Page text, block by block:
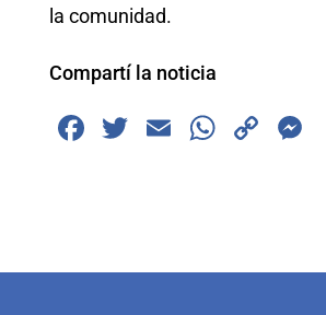
la comunidad.
Compartí la noticia
F
b
T
E
W
A
C
Li n